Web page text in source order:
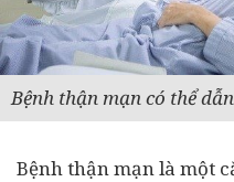
Bệnh thận mạn có thể
Bệnh thận mạn là một